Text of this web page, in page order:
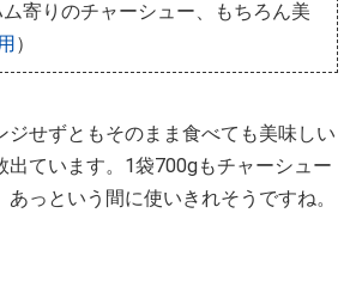
寄りのチャーシュー、もちろん美
）
ジせずともそのまま食べても美味しい
出ています。1袋700gもチャーシュー
っという間に使いきれそうですね。